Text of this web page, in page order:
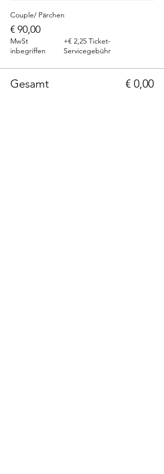
Couple/ Pärchen
€ 90,00
MwSt
inbegriffen
+€ 2,25 Ticket-
Servicegebühr
Gesamt € 0,00